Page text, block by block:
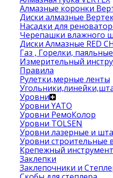
Алмазные коронки
Диски алмазные
Насадки для
Черепашки влажного
Диски Алмазные RED
Газ , Горелки,
Измерительный
Правила
Рулетки,мерные ленты
Уровни
Уровни YATO
Уровни РемоКолор
Уровни TOLSEN
Уровни лазерные и
Уровни строительные
Крепежный инструмент
Заклепки
Заклепочники и